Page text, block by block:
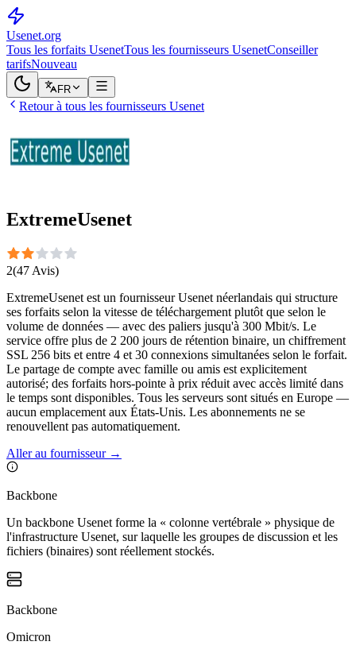
Usenet.org
Tous les forfaits UsenetTous les fournisseurs UsenetConseiller
tarifsNouveau
FR
Retour à tous les fournisseurs Usenet
ExtremeUsenet
2(47 Avis)
ExtremeUsenet est un fournisseur Usenet néerlandais qui structure
ses forfaits selon la vitesse de téléchargement plutôt que selon le
volume de données — avec des paliers jusqu'à 300 Mbit/s. Le
service offre plus de 2 200 jours de rétention binaire, un chiffrement
SSL 256 bits et entre 4 et 30 connexions simultanées selon le forfait.
Le partage de compte avec famille ou amis est explicitement
autorisé; des forfaits hors-pointe à prix réduit avec accès limité dans
le temps sont disponibles. Tous les serveurs sont situés en Europe —
aucun emplacement aux États-Unis. Les abonnements ne se
renouvellent pas automatiquement.
Aller au fournisseur→
Backbone
Un backbone Usenet forme la « colonne vertébrale » physique de
l'infrastructure Usenet, sur laquelle les groupes de discussion et les
fichiers (binaires) sont réellement stockés.
Backbone
Omicron